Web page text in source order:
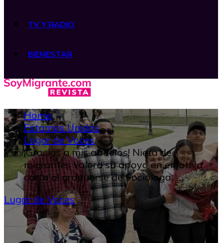
TV Y RADIO
BIENESTAR
Home
Estamos Unidos
Lugar de Voces
¡Gracias a mis abuelos! Nieta de
migrantes valora su apoyo en emotiva
carta al graduarse de Socióloga
Lugar de Voces